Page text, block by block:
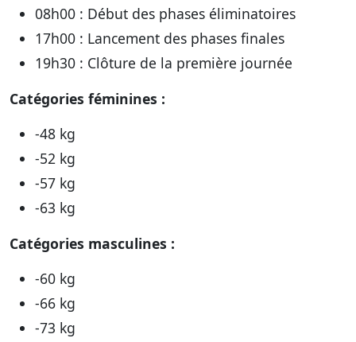
08h00 : Début des phases éliminatoires
17h00 : Lancement des phases finales
19h30 : Clôture de la première journée
Catégories féminines :
-48 kg
-52 kg
-57 kg
-63 kg
Catégories masculines :
-60 kg
-66 kg
-73 kg